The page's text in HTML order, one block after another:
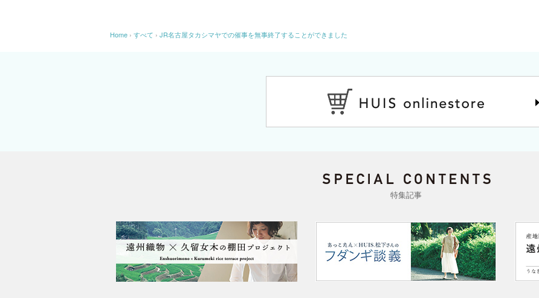
Home › すべて › JR名古屋タカシマヤでの催事を無事終了することができました
特集記事